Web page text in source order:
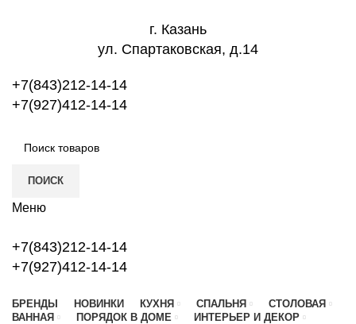
г. Казань
ул. Спартаковская, д.14
+7(843)212-14-14
+7(927)412-14-14
ПОИСК
Меню
+7(843)212-14-14
+7(927)412-14-14
БРЕНДЫ НОВИНКИ КУХНЯ СПАЛЬНЯ
СТОЛОВАЯ
ВАННАЯ
ПОРЯДОК В ДОМЕ
ИНТЕРЬЕР И ДЕКОР